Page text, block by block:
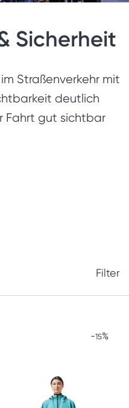
Sicherheit
Straßenverkehr mit
deutlich
Fahrt gut sichtbar
Filter
-15%